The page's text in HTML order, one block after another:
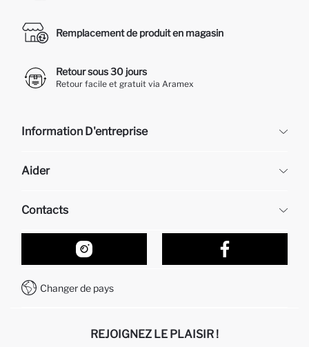
Remplacement de produit en magasin
Retour sous 30 jours
Retour facile et gratuit via Aramex
Information D'entreprise
À propos de nous
Aider
Retour et changement
Suivi de la Commande
Comment acheter sur DeFacto ?
Comment payer sur DeFacto?
Contacts
Nos Magasins
Formulaire de contact
Service Client +212 525 076 633
Changer de pays
REJOIGNEZ LE PLAISIR !